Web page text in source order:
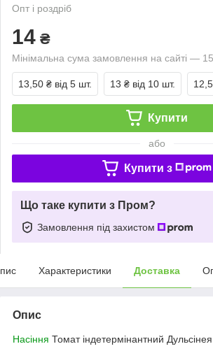
Опт і роздріб
14 ₴
Мінімальна сума замовлення на сайті —
13,50 ₴ від 5 шт. 13 ₴ від 10 шт.
Купити
або
Купити з
Що таке купити з Пром?
Замовлення під захистом
Характеристики Доставка
Опис
Насіння Томат індетермінантний